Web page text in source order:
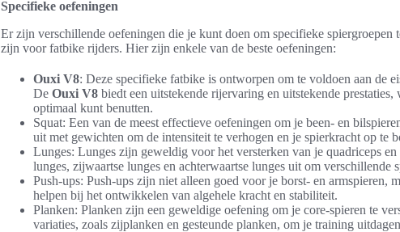
Specifieke oefeningen
Er zijn verschillende oefeningen die je kunt doen om specifieke spiergroepen
zijn voor fatbike rijders. Hier zijn enkele van de beste oefeningen:
Ouxi V8: Deze specifieke fatbike is ontworpen om te voldoen aan de
De Ouxi V8 biedt een uitstekende rijervaring en uitstekende
optimaal kunt benutten.
Squat: Een van de meest effectieve oefeningen om je been- en
uit met gewichten om de intensiteit te verhogen en je spierkracht op te
Lunges: Lunges zijn geweldig voor het versterken van je quadriceps
lunges, zijwaartse lunges en achterwaartse lunges uit om verschillende
Push-ups: Push-ups zijn niet alleen goed voor je borst- en armspieren,
helpen bij het ontwikkelen van algehele kracht en stabiliteit.
Planken: Planken zijn een geweldige oefening om je core-spieren te
variaties, zoals zijplanken en gesteunde planken, om je training